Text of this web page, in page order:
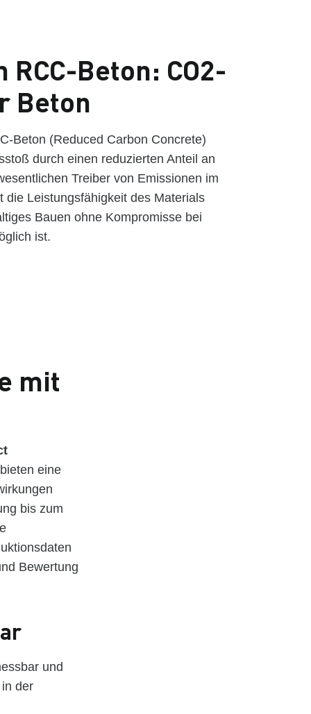
RCC-Beton: CO2-
Beton
Beton (Reduced Carbon Concrete)
durch einen reduzierten Anteil an
Treiber von Emissionen im
die Leistungsfähigkeit des Materials
Bauen ohne Kompromisse bei
ist.
mit
eine
bis zum
Bewertung
und
der